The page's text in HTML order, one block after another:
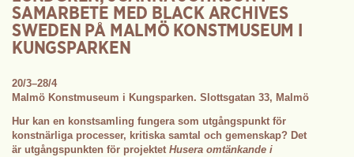
SAMARBETE MED BLACK ARCHIVES
SWEDEN PÅ MALMÖ KONSTMUSEUM I
KUNGSPARKEN
20/3–28/4
Malmö Konstmuseum i Kungsparken. Slottsgatan 33, Malmö
Hur kan en konstsamling fungera som utgångspunkt för
konstnärliga processer, kritiska samtal och gemenskap? Det
är utgångspunkten för projektet Husera omtänkande i